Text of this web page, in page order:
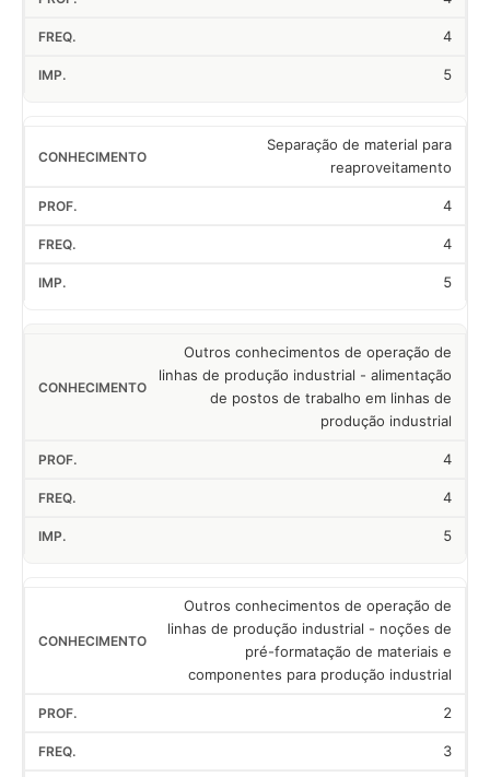
4
5
Separação de material para
reaproveitamento
4
4
5
Outros conhecimentos de operação de
linhas de produção industrial - alimentação
de postos de trabalho em linhas de
produção industrial
4
4
5
Outros conhecimentos de operação de
linhas de produção industrial - noções de
pré-formatação de materiais e
componentes para produção industrial
2
3